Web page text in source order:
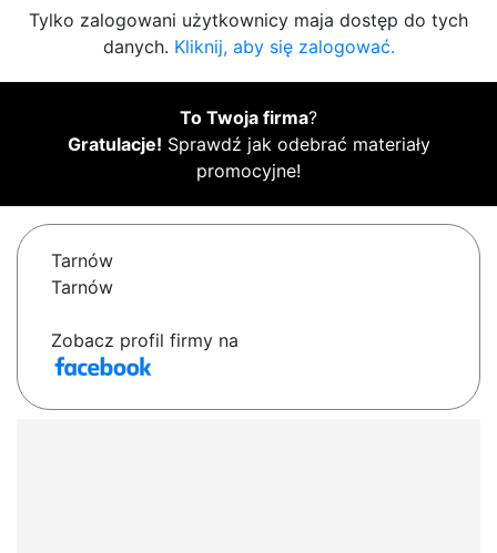
Tylko zalogowani użytkownicy maja dostęp do tych
danych. Kliknij, aby się zalogować.
To Twoja firma?
Gratulacje! Sprawdź jak odebrać materiały
promocyjne!
Tarnów
Tarnów
Zobacz profil firmy na